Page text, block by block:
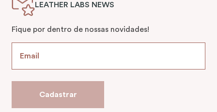
LEATHER LABS NEWS
Fique por dentro de nossas novidades!
Cadastrar